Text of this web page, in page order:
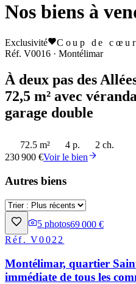
Nos biens à
Exclusivité Coup de
Réf. V0016 · Montélimar
À deux pas des
72,5 m² avec
garage double
72.5 m² 4 p.
2 ch.
230 900 €Voir le bien
Autres biens
5 photos69 000 €
Réf.V0022
Montélimar, quartier
immédiate de tous les